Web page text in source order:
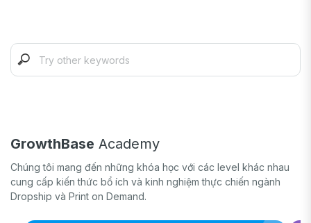
GrowthBase Academy
Chúng tôi mang đến những khóa học với các level khác nhau
cung cấp kiến thức bổ ích và kinh nghiệm thực chiến ngành
Dropship và Print on Demand.